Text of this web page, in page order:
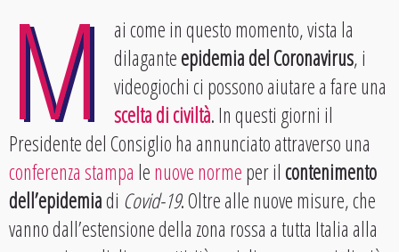
M
ai come in questo momento, vista la
dilaganteepidemia del Coronavirus, i
videogiochi ci possono aiutare a fare una
scelta di civiltà. In questi giorni il
Presidente del Consiglio ha annunciato attraverso una
conferenza stampa lenuove normeper ilcontenimento
dell’epidemiadi Covid-19. Oltre alle nuove misure, che
vanno dall’estensione della zona rossa a tutta Italia alla